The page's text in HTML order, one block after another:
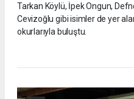
Tarkan Köylü, İpek Ongun,
Cevizoğlu gibi isimler de yer
okurlarıyla buluştu.